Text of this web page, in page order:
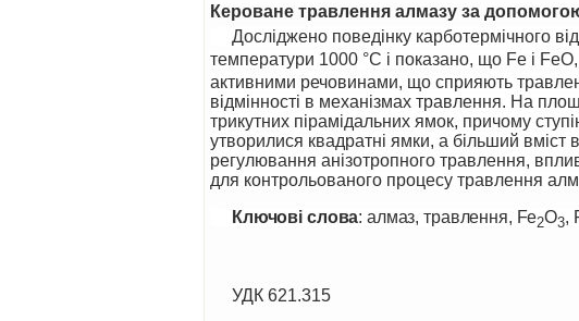
Кероване травлення алмазу за
Досліджено поведінку карботермічного
температури 1000 °C і показано, що Fe і
активними речовинами, що сприяють
відмінності в механізмах травлення. На
трикутних пірамідальних ямок, причому
утворилися квадратні ямки, а більший
регулювання анізотропного травлення,
для контрольованого процесу травлення
Ключові слова: алмаз, травлення, Fe2O3,
УДК 621.315